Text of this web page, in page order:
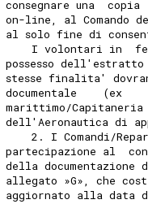
consegnare una
on-line, al Comando
al solo fine di
I volontari in
possesso
stesse finalita'
documentale    (ex
marittimo/
dell'Aeronautica di
2. I Comandi/
partecipazione al
della
allegato »G», che
aggiornato alla data